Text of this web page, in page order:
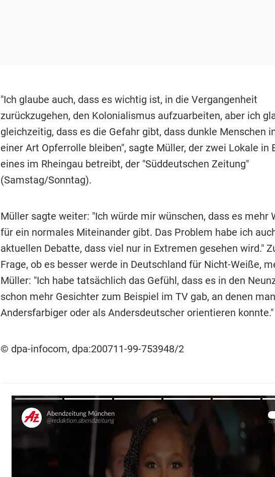
"Ich glaube auch, dass es wichtig ist, in die Vergangenheit
zurückzugehen, den Kolonialismus aufzuarbeiten, aber ich
gleichzeitig, dass es die Gefahr gibt, dass dunkle Menschen
einer Art Opferrolle bleiben", sagte Müller, der zwei Lokale in
eines im Rheingau betreibt, der "Süddeutschen Zeitung"
(Samstag/Sonntag).
Müller sagte weiter: "Ich würde mir wünschen, dass es mehr
für ein normales Miteinander gibt. Das Problem habe ich
aktuellen Debatte, dass viel nur in Extremen gesehen wird."
Frage, ob es besser werde in Deutschland für Nicht-Weiße,
Müller: "Ich habe tatsächlich das Gefühl, dass es in den
schon mehr Gesichter zum Beispiel im TV gab, an denen
Andersfarbiger oder als Andersdeutscher orientieren konnte."
© dpa-infocom, dpa:200711-99-753948/2